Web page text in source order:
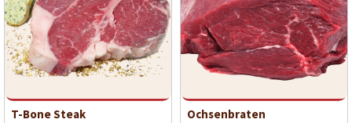
T-Bone Steak Ochsenbraten